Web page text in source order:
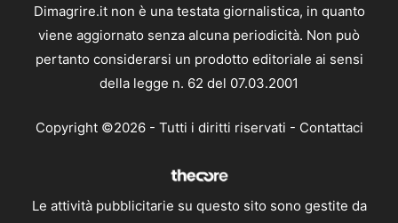
Dimagrire.it non è una testata giornalistica, in quanto
viene aggiornato senza alcuna periodicità. Non può
pertanto considerarsi un prodotto editoriale ai sensi
della legge n. 62 del 07.03.2001
Copyright ©2026 - Tutti i diritti riservati - Contattaci
Le attività pubblicitarie su questo sito sono gestite da